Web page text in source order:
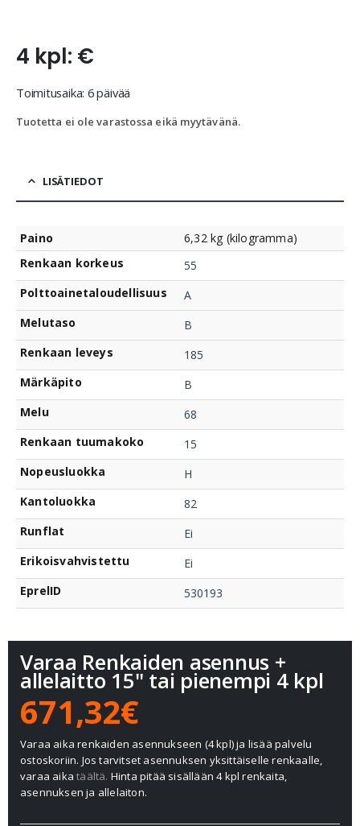
4 kpl: €
Toimitusaika: 6 päivää
Tuotetta ei ole varastossa eikä myytävänä.
LISÄTIEDOT
Paino
6,32 kg (kilogramma)
Renkaan korkeus
55
Polttoainetaloudellisuus
A
Melutaso
B
Renkaan leveys
185
Märkäpito
B
Melu
68
Renkaan tuumakoko
15
Nopeusluokka
H
Kantoluokka
82
Runflat
Ei
Erikoisvahvistettu
Ei
EprelID
530193
Varaa Renkaiden asennus +
allelaitto 15" tai pienempi 4 kpl
671,32€
Varaa aika renkaiden asennukseen (4 kpl) ja lisää palvelu
ostoskoriin. Jos tarvitset asennuksen yksittäiselle renkaalle,
varaa aikatäältä. Hinta pitää sisällään 4 kpl renkaita,
asennuksen ja allelaiton.